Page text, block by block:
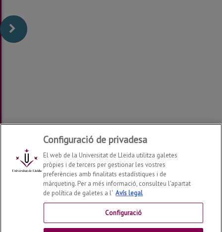
Departament de Filologia i Comunicació
Configuració de privadesa
El web de la Universitat de Lleida utilitza galetes
pròpies i de tercers per gestionar les vostres
preferències amb finalitats estadístiques i de
màrqueting. Per a més informació, consulteu l’apartat
de política de galetes a l' Avís legal
Configuració